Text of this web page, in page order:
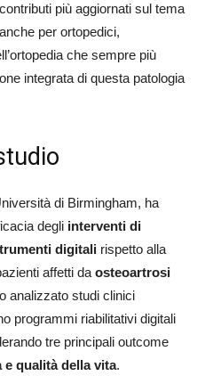
più aggiornati sul tema
per ortopedici,
che sempre più
integrata di questa patologia
di Birmingham, ha
degli interventi di
digitali rispetto alla
affetti da osteoartrosi
analizzato studi clinici
programmi riabilitativi digitali
tre principali outcome
qualità della vita.